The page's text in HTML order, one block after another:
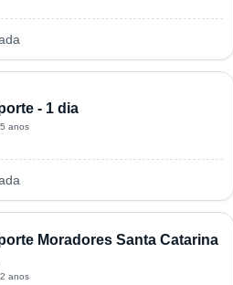
- 1 dia
anos
Moradores Santa Catarina
anos